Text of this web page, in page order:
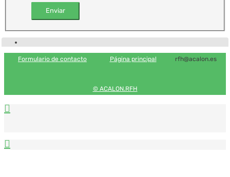
Formulario de contacto Página principal rfh@acalon.es
© ACALON.RFH